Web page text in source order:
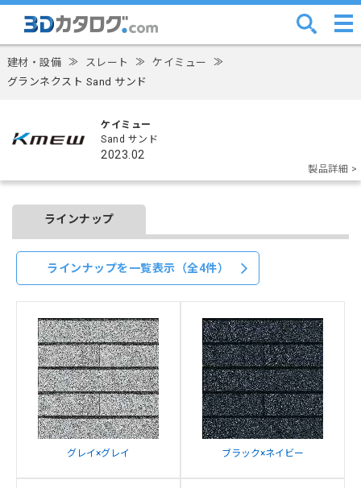
建材・設備 ≫ スレート ≫ ケイミュー ≫
グランネクスト Sand サンド
ケイミュー
Sand サンド
2023.02
製品詳細 >
ラインナップ
ラインナップを一覧表示（全4件）
グレイ×グレイ ブラック×ネイビー